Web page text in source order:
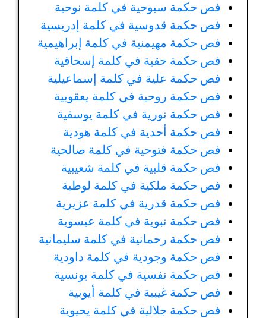
فص حكمة سبوحية في كلمة نوحية
فص حكمة قدوسية في كلمة إدريسية
فص حكمة مهيمنية في كلمة إبراهيمية
فص حكمة حقية في كلمة إسحاقية
فص حكمة علية في كلمة إسماعيلية
فص حكمة روحية في كلمة يعقوبية
فص حكمة نورية في كلمة يوسفية
فص حكمة أحدية في كلمة هودية
فص حكمة فتوحية في كلمة صالحية
فص حكمة قلبية في كلمة شعيبية
فص حكمة ملكية في كلمة لوطية
فص حكمة قدرية في كلمة عزيرية
فص حكمة نبوية في كلمة عيسوية
فص حكمة رحمانية في كلمة سليمانية
فص حكمة وجودية في كلمة داودية
فص حكمة نفسية في كلمة يونسية
فص حكمة غيبية في كلمة أيوبية
فص حكمة جلالية في كلمة يحيوية